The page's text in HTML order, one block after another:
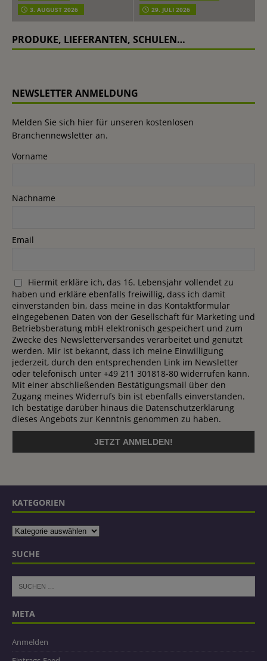
3. AUGUST 2026
29. JULI 2026
PRODUKE, LIEFERANTEN, SCHULEN…
NEWSLETTER ANMELDUNG
Melden Sie sich hier für unseren kostenlosen
Branchennewsletter an.
Vorname
Nachname
Email
Hiermit erkläre ich, das 16. Lebensjahr vollendet zu
haben und erkläre ebenfalls freiwillig, dass ich damit
einverstanden bin, dass meine in das Kontaktformular
eingegebenen Daten von der Gesellschaft für Marketing und
Betriebsberatung mbH elektronisch gespeichert und zum
Zwecke des Newsletterversandes verarbeitet und genutzt
werden. Mir ist bekannt, dass ich meine Einwilligung
jederzeit, durch den entsprechenden Link im Newsletter
oder telefonisch unter +49 211 301818-80 widerrufen kann.
Mit einer abschließenden Bestätigungsmail über den
Zugang meines Widerrufs bin ist ebenfalls einverstanden.
Ich bestätige darüber hinaus die Datenschutzerklärung
dieses Angebots zur Kenntnis genommen zu haben.
KATEGORIEN
SUCHE
META
Anmelden